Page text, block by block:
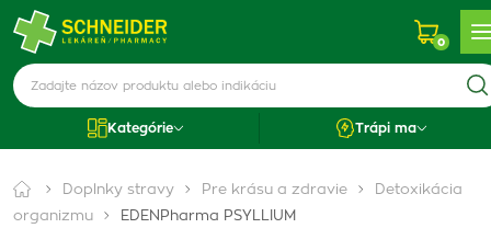
0
Kategórie Trápi ma
Doplnky stravy Pre krásu a zdravie
Detoxikácia
organizmu
EDENPharma PSYLLIUM